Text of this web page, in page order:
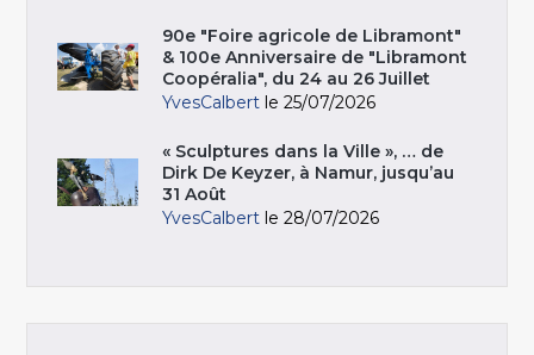
90e "Foire agricole de Libramont"
& 100e Anniversaire de "Libramont
Coopéralia", du 24 au 26 Juillet
YvesCalbert le 25/07/2026
« Sculptures dans la Ville », … de
Dirk De Keyzer, à Namur, jusqu’au
31 Août
YvesCalbert le 28/07/2026